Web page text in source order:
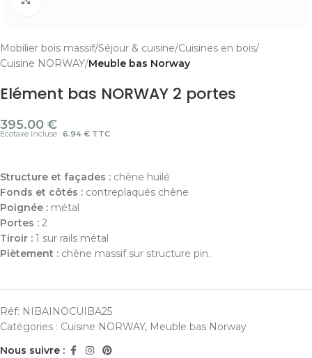
Mobilier bois massif Séjour & cuisine Cuisines en bois
Cuisine NORWAY Meuble bas Norway
Elément bas NORWAY 2 portes
395.00 €
Ecotaxe incluse : 6.94 € TTC
Structure et façades : chêne huilé
Fonds et côtés : contreplaqués chêne
Poignée : métal
Portes : 2
Tiroir : 1 sur rails métal
Piètement : chêne massif sur structure pin.
Réf: NIBAINOCUIBA25
Catégories : Cuisine NORWAY, Meuble bas Norway
Nous suivre :